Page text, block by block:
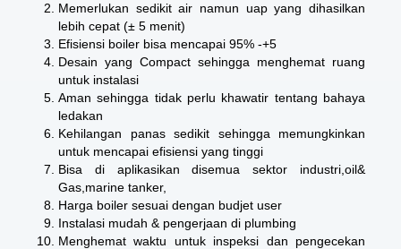
Memerlukan sedikit air namun uap yang dihasilkan
lebih cepat (± 5 menit)
Efisiensi boiler bisa mencapai 95% -+5
Desain yang Compact sehingga menghemat ruang
untuk instalasi
Aman sehingga tidak perlu khawatir tentang bahaya
ledakan
Kehilangan panas sedikit sehingga memungkinkan
untuk mencapai efisiensi yang tinggi
Bisa di aplikasikan disemua sektor industri,oil&
Gas,marine tanker,
Harga boiler sesuai dengan budjet user
Instalasi mudah & pengerjaan di plumbing
Menghemat waktu untuk inspeksi dan pengecekan